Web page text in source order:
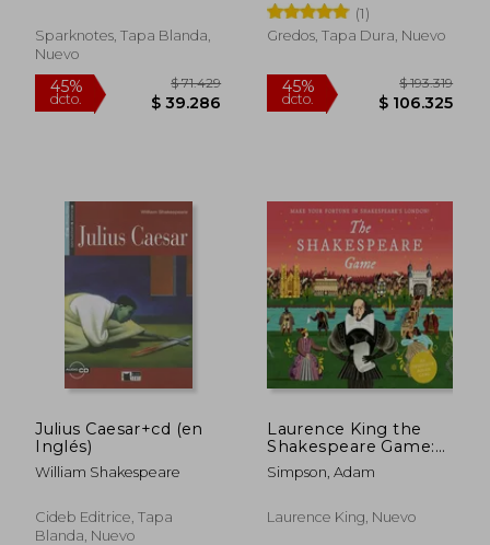
$ 105.603 $
Sparknotes, Tapa Blanda,
Nuevo
(1)
Gredos, Tapa Dura, Nuevo
Julius Caesar+cd (en
Inglés)
William Shakespeare
Cideb Editrice, Tapa
Blanda, Nuevo
Laurence King the
Shakespeare Game:
Make Your Fortune in
Shakespeare'S
Immersive Board
Simpson, Adam
Laurence King, Nuevo